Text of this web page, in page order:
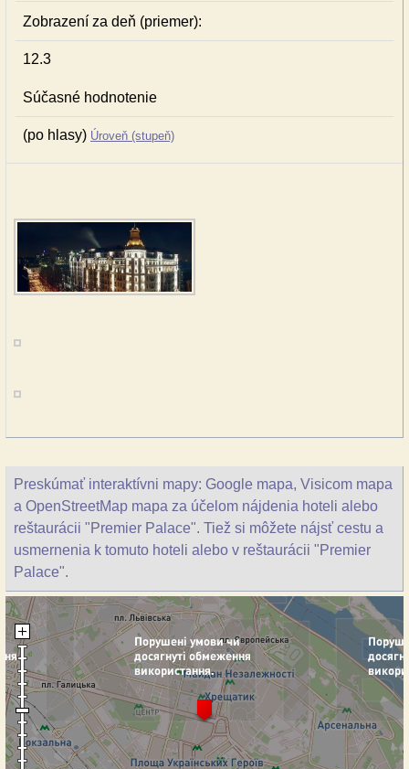
Zobrazení za deň (priemer):
12.3
Súčasné hodnotenie
(po hlasy) Úroveň (stupeň)
Preskúmať interaktívni mapy: Google mapa, Visicom mapa
a OpenStreetMap mapa za účelom nájdenia hoteli alebo
reštaurácii "Premier Palace". Tiež si môžete nájsť cestu a
usmernenia k tomuto hoteli alebo v reštaurácii "Premier
Palace".